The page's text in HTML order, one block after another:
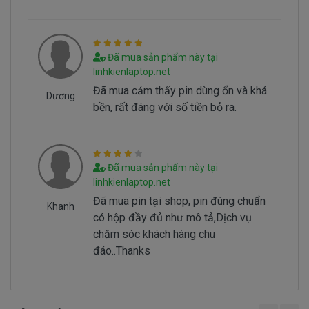
Batery Dell Latitude E5430 tai sao hư
Battery dell Latitude E5430 bị hư tại sao nó
hư, có 2 nguyên nhân sau đây.
- Pin có vòng đời của nó thông thường sau
1000 lần nạp xả thì pin dell sẻ giảm tuổi thọ pin
- Nguyên nhân do chúng ta sài không đúng
cách dẫn đến pin bị hư… Không đúng cách là như
thế nào.
Sử Dung Pin Như Thế Nào Mới Đúng ===> Click
Dương
Đã mua sản phẩm này tại
linhkienlaptop.net
Đã mua cảm thấy pin dùng ổn và khá
bền, rất đáng với số tiền bỏ ra.
Khanh
Đã mua sản phẩm này tại
linhkienlaptop.net
Đã mua pin tại shop, pin đúng chuẩn
có hộp đầy đủ như mô tả,Dịch vụ
chăm sóc khách hàng chu
đáo..Thanks